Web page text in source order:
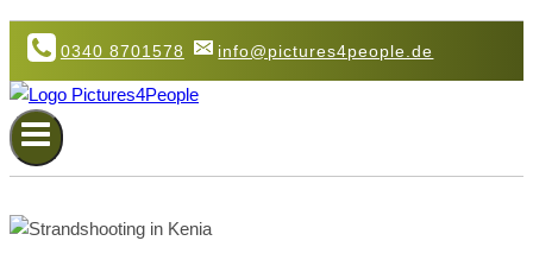
0340 8701578 info@pictures4people.de